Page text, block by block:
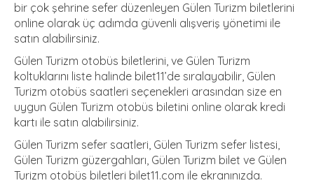
bir çok şehrine sefer düzenleyen Gülen Turizm biletlerini
online olarak üç adımda güvenli alışveriş yönetimi ile
satın alabilirsiniz.
Gülen Turizm otobüs biletlerini, ve Gülen Turizm
koltuklarını liste halinde bilet11’de sıralayabilir, Gülen
Turizm otobüs saatleri seçenekleri arasından size en
uygun Gülen Turizm otobüs biletini online olarak kredi
kartı ile satın alabilirsiniz.
Gülen Turizm sefer saatleri, Gülen Turizm sefer listesi,
Gülen Turizm güzergahları, Gülen Turizm bilet ve Gülen
Turizm otobüs biletleri bilet11.com ile ekranınızda.